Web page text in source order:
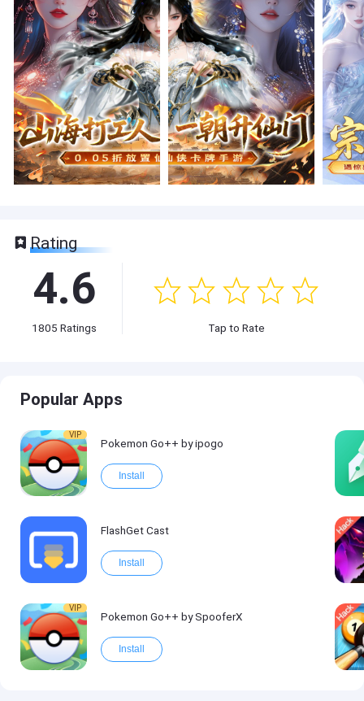
Rating
4.6
1805 Ratings Tap to Rate
Popular Apps
VIP
Pokemon Go++ by ipogo
Install
FlashGet Cast
Install
VIP
Pokemon Go++ by SpooferX
Install